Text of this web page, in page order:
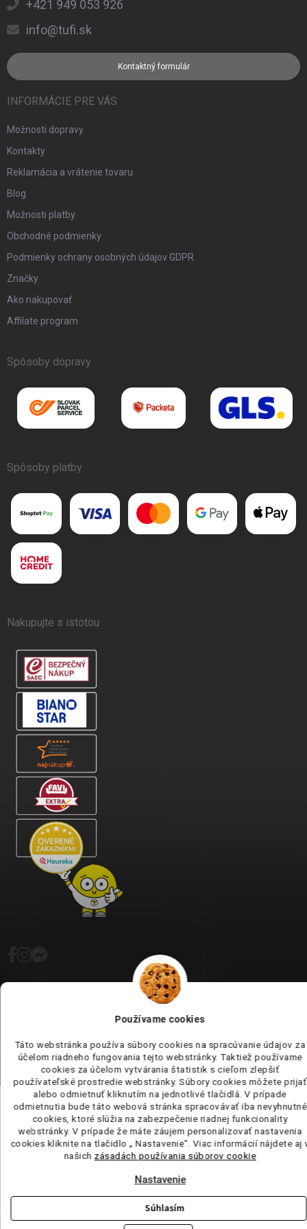
Používame cookies
Táto webstránka používa súbory cookies na spracúvanie údajov za
účelom riadneho fungovania tejto webstránky. Taktiež používame
cookies za účelom vytvárania štatistik s cieľom zlepšiť
používateľské prostredie webstránky. Súbory cookies môžete prijať
alebo odmietnuť kliknutím na jednotlivé tlačidlá. V prípade
odmietnutia bude táto webová stránka spracovávať iba nevyhnutné
cookies, ktoré slúžia na zabezpečenie riadnej funkcionality
webstránky. V prípade že máte záujem personalizovať nastavenia
cookies kliknite na tlačidlo „ Nastavenie“. Viac informácií nájdete aj
našich zásadách používania súborov cookie
Nastavenie
Súhlasím
+421 949 053 926
info@tufi.sk
Kontaktný formulár
INFORMÁCIE PRE VÁS
Možnosti dopravy
Kontakty
Reklamácia a vrátenie tovaru
Blog
Možnosti platby
Obchodné podmienky
Podmienky ochrany osobných údajov GDPR
Značky
Ako nakupovať
Affilate program
Spôsoby dopravy
Spôsoby platby
Nakupujte s istotou
Vytvoril Shoptet
cookies